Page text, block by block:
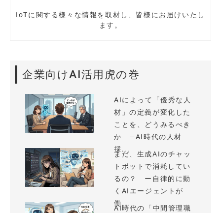
IoTに関する様々な情報を取材し、皆様にお届けいたし
ます。
企業向けAI活用虎の巻
AIによって「優秀な人
材」の定義が変化した
ことを、どうみるべき
か —AI時代の人材
採...
まだ、生成AIのチャッ
トボットで消耗してい
るの？ ー自律的に動
くAIエージェントが
働...
AI時代の「中間管理職